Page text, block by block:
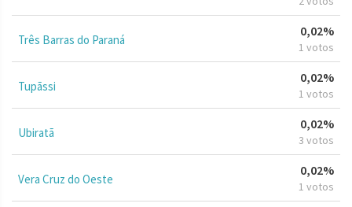
Três Barras do Paraná
0,02%
1 votos
Tupãssi
0,02%
1 votos
Ubiratã
0,02%
3 votos
Vera Cruz do Oeste
0,02%
1 votos